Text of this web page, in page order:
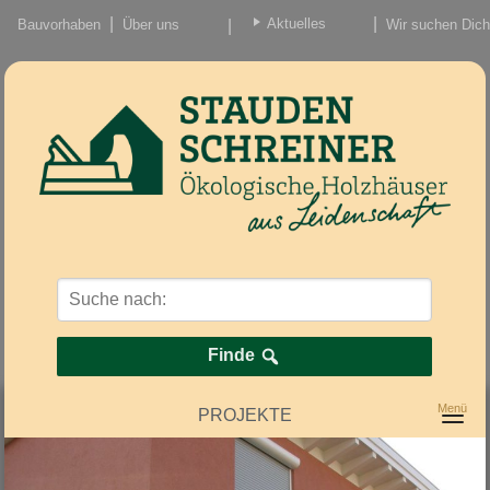
Bauvorhaben Über uns
Aktuelles
Nachrichten/Einzug
Wir suchen
Finde
PROJEKTE